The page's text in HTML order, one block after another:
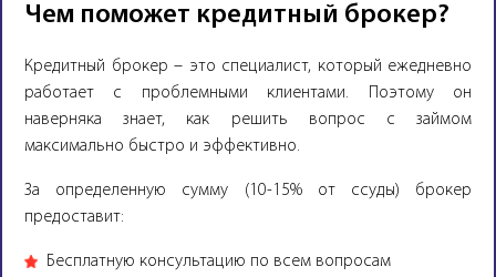
Чем поможет кредитный брокер?
Кредитный брокер – это специалист, который ежедневно
работает с проблемными клиентами. Поэтому он
наверняка знает, как решить вопрос с займом
максимально быстро и эффективно.
За определенную сумму (10-15% от ссуды) брокер
предоставит:
Бесплатную консультацию по всем вопросам